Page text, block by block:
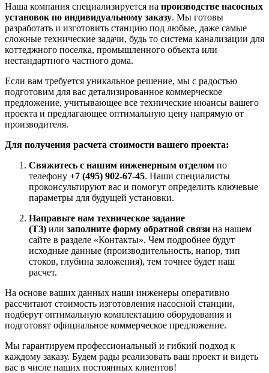
Наша компания специализируется на производстве насосных
установок по индивидуальному заказу. Мы готовы
разработать и изготовить станцию под любые, даже самые
сложные технические задачи, будь то система канализации для
коттеджного поселка, промышленного объекта или
нестандартного частного дома.
Если вам требуется уникальное решение, мы с радостью
подготовим для вас детализированное коммерческое
предложение, учитывающее все технические нюансы вашего
проекта и предлагающее оптимальную цену напрямую от
производителя.
Для получения расчета стоимости вашего проекта:
Свяжитесь с нашим инженерным отделом по
телефону +7 (495) 902-67-45. Наши специалисты
проконсультируют вас и помогут определить ключевые
параметры для будущей установки.
Направьте нам техническое задание
(ТЗ) или заполните форму обратной связи на нашем
сайте в разделе «Контакты». Чем подробнее будут
исходные данные (производительность, напор, тип
стоков, глубина заложения), тем точнее будет наш
расчет.
На основе ваших данных наши инженеры оперативно
рассчитают стоимость изготовления насосной станции,
подберут оптимальную комплектацию оборудования и
подготовят официальное коммерческое предложение.
Мы гарантируем профессиональный и гибкий подход к
каждому заказу. Будем рады реализовать ваш проект и видеть
вас в числе наших постоянных клиентов!